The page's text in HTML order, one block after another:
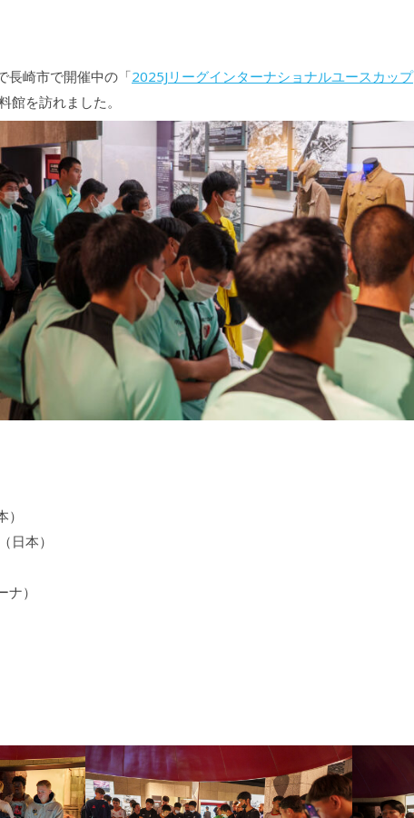
長崎市で開催中の「2025Jリーグインターナショナルユースカップ
を訪れました。
）
（日本）
）